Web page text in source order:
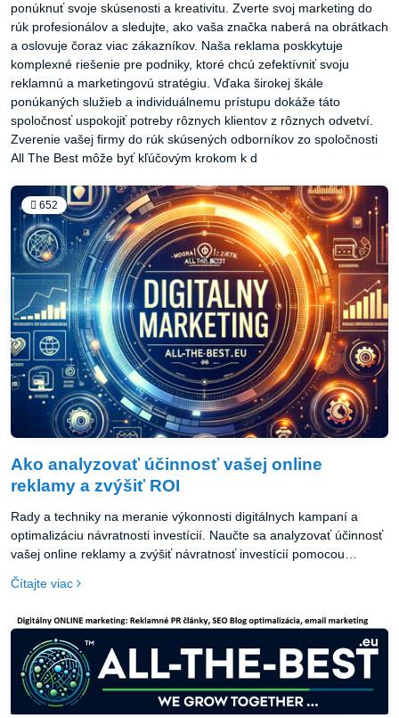
ponúknuť svoje skúsenosti a kreativitu. Zverte svoj marketing do
rúk profesionálov a sledujte, ako vaša značka naberá na obrátkach
a oslovuje čoraz viac zákazníkov. Naša reklama poskkytuje
komplexné riešenie pre podniky, ktoré chcú zefektívniť svoju
reklamnú a marketingovú stratégiu. Vďaka širokej škále
ponúkaných služieb a individuálnemu prístupu dokáže táto
spoločnosť uspokojiť potreby rôznych klientov z rôznych odvetví.
Zverenie vašej firmy do rúk skúsených odborníkov zo spoločnosti
All The Best môže byť kľúčovým krokom k d
652
Ako analyzovať účinnosť vašej online
reklamy a zvýšiť ROI
Rady a techniky na meranie výkonnosti digitálnych kampaní a
optimalizáciu návratnosti investícií. Naučte sa analyzovať účinnosť
vašej online reklamy a zvýšiť návratnosť investícií pomocou
meraní výkonnosti digitálnych kampaní, stanovení cieľov, využití
optimalizácii na dosiahnutie lepších výsledkov.
Čítajte viac